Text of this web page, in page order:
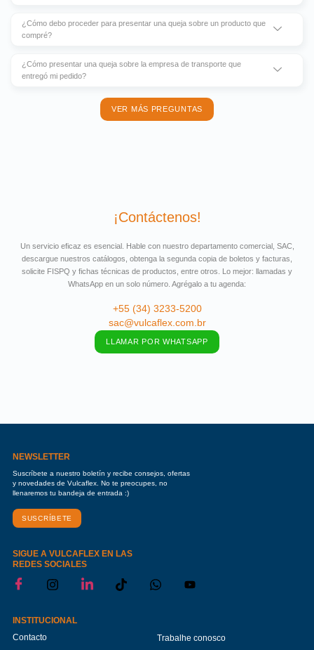
¿Cómo debo proceder para presentar una queja sobre un producto que
compré?
¿Cómo presentar una queja sobre la empresa de transporte que
entregó mi pedido?
VER MÁS PREGUNTAS
¡Contáctenos!
Un servicio eficaz es esencial. Hable con nuestro departamento comercial, SAC,
descargue nuestros catálogos, obtenga la segunda copia de boletos y facturas,
solicite FISPQ y fichas técnicas de productos, entre otros. Lo mejor: llamadas y
WhatsApp en un solo número. Agrégalo a tu agenda:
+55 (34) 3233-5200
sac@vulcaflex.com.br
LLAMAR POR WHATSAPP
NEWSLETTER
Suscríbete a nuestro boletín y recibe consejos, ofertas
y novedades de Vulcaflex. No te preocupes, no
llenaremos tu bandeja de entrada :)
SUSCRÍBETE
SIGUE A VULCAFLEX EN LAS
REDES SOCIALES
INSTITUCIONAL
Contacto
Trabalhe conosco